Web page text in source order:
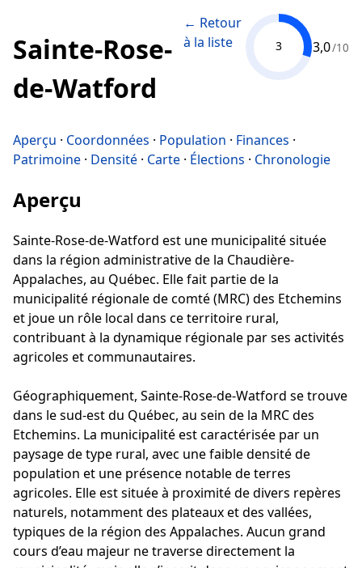
Sainte-Rose-
de-Watford
← Retour
à la liste
3 3,0/10
Aperçu · Coordonnées · Population · Finances ·
Patrimoine · Densité · Carte · Élections · Chronologie
Aperçu
Sainte-Rose-de-Watford est une municipalité située
dans la région administrative de la Chaudière-
Appalaches, au Québec. Elle fait partie de la
municipalité régionale de comté (MRC) des Etchemins
et joue un rôle local dans ce territoire rural,
contribuant à la dynamique régionale par ses activités
agricoles et communautaires.
Géographiquement, Sainte-Rose-de-Watford se trouve
dans le sud-est du Québec, au sein de la MRC des
Etchemins. La municipalité est caractérisée par un
paysage de type rural, avec une faible densité de
population et une présence notable de terres
agricoles. Elle est située à proximité de divers repères
naturels, notamment des plateaux et des vallées,
typiques de la région des Appalaches. Aucun grand
cours d’eau majeur ne traverse directement la